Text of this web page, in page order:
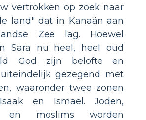
vertrokken op zoek naar
land" dat in Kanaän aan
Zee lag. Hoewel
Sara nu heel, heel oud
God zijn belofte en
gezegend met
waaronder twee zonen
en Ismaël. Joden,
en moslims worden